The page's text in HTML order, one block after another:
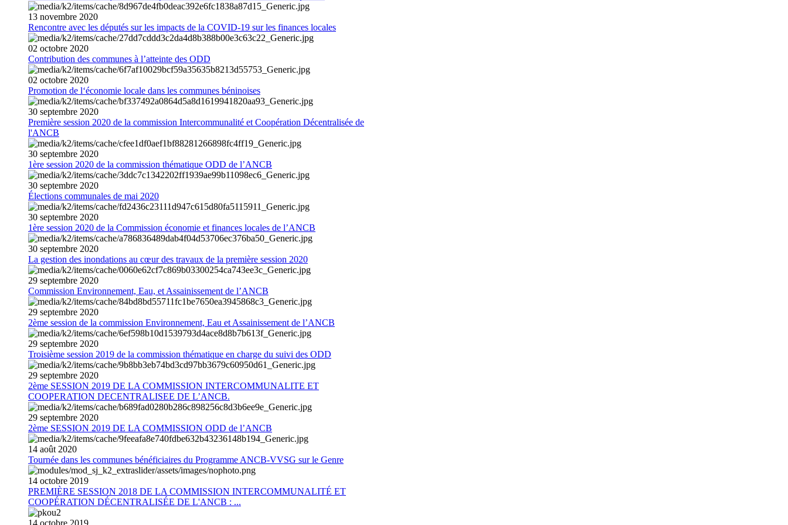
13 novembre 2020
Rencontre avec les députés sur les impacts de la COVID-19 sur les finances locales
02 octobre 2020
Contribution des communes à l’atteinte des ODD
02 octobre 2020
Promotion de l‘économie locale dans les communes béninoises
30 septembre 2020
Première session 2020 de la commission Intercommunalité et Coopération Décentralisée de
l'ANCB
30 septembre 2020
1ère session 2020 de la commission thématique ODD de l’ANCB
30 septembre 2020
Élections communales de mai 2020
30 septembre 2020
1ère session 2020 de la Commission économie et finances locales de l’ANCB
30 septembre 2020
La gestion des inondations au cœur des travaux de la première session 2020
29 septembre 2020
Commission Environnement, Eau, et Assainissement de l’ANCB
29 septembre 2020
2ème session de la commission Environnement, Eau et Assainissement de l’ANCB
29 septembre 2020
Troisième session 2019 de la commission thématique en charge du suivi des ODD
29 septembre 2020
2ème SESSION 2019 DE LA COMMISSION INTERCOMMUNALITE ET
COOPERATION DECENTRALISEE DE L’ANCB.
29 septembre 2020
2ème SESSION 2019 DE LA COMMISSION ODD de l’ANCB
14 août 2020
Tournée dans les communes bénéficiaires du Programme ANCB-VVSG sur le Genre
14 octobre 2019
PREMIÈRE SESSION 2018 DE LA COMMISSION INTERCOMMUNALITÉ ET
COOPÉRATION DÉCENTRALISÉE DE L'ANCB : ...
14 octobre 2019